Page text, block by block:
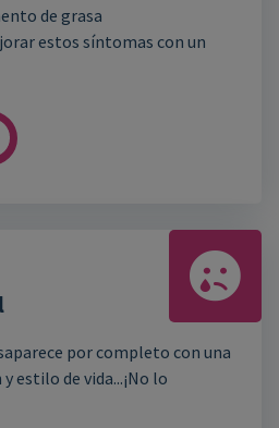
de grasa
estos síntomas con un
por completo con una
estilo de vida...¡No lo